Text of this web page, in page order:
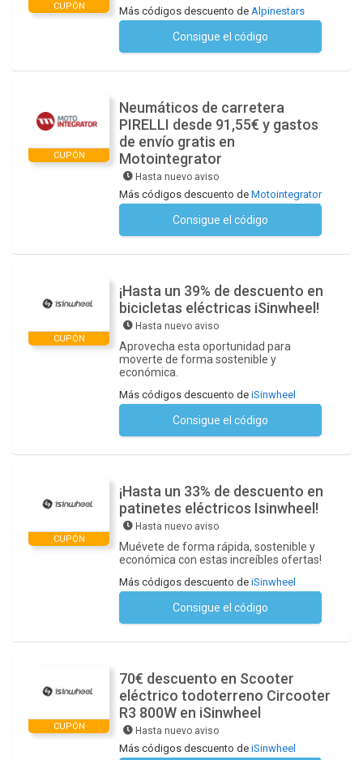
CUPÓN Más códigos descuento de Alpinestars
Consigue el código
CUPÓN
Neumáticos de carretera
PIRELLI desde 91,55€ y gastos
de envío gratis en
Motointegrator
Hasta nuevo aviso
Más códigos descuento de Motointegrator
Consigue el código
CUPÓN
¡Hasta un 39% de descuento en
bicicletas eléctricas iSinwheel!
Hasta nuevo aviso
Aprovecha esta oportunidad para
moverte de forma sostenible y
económica.
Más códigos descuento de iSinwheel
Consigue el código
CUPÓN
¡Hasta un 33% de descuento en
patinetes eléctricos Isinwheel!
Hasta nuevo aviso
Muévete de forma rápida, sostenible y
económica con estas increíbles ofertas!
Más códigos descuento de iSinwheel
Consigue el código
CUPÓN
70€ descuento en Scooter
eléctrico todoterreno Circooter
R3 800W en iSinwheel
Hasta nuevo aviso
Más códigos descuento de iSinwheel